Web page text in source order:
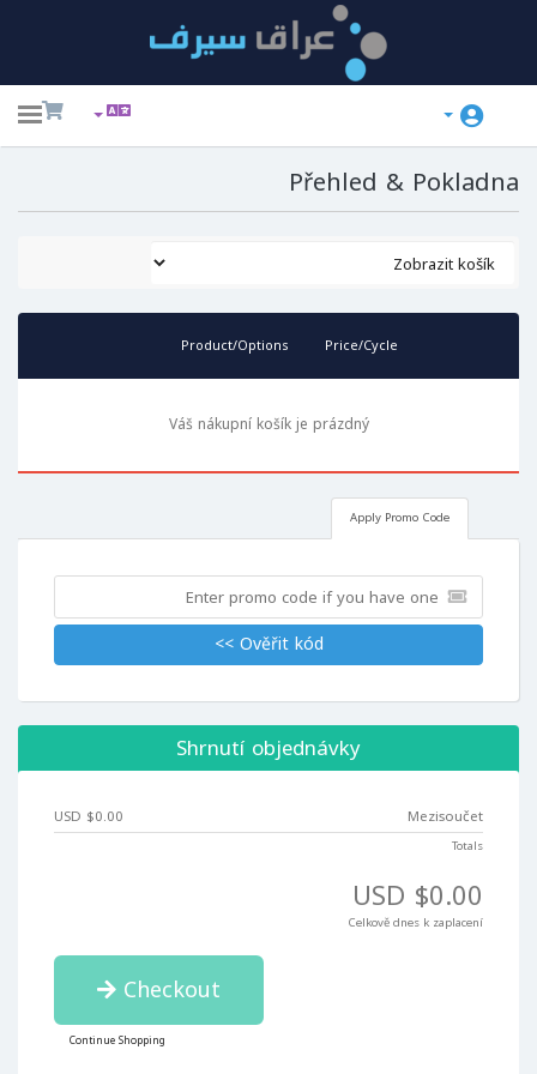
Přehled & Pokladna
Product/Options Price/Cycle
Váš nákupní košík je prázdný
Apply Promo Code
Ověřit kód >>
Shrnutí objednávky
Mezisoučet
$0.00 USD
Totals
$0.00 USD
Celkově dnes k zaplacení
Checkout
Continue Shopping